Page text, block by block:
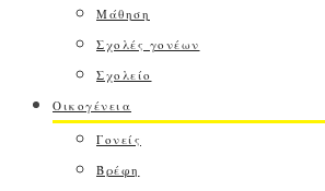
Μάθηση
Σχολές γονέων
Σχολείο
Οικογένεια
Γονείς
Βρέφη